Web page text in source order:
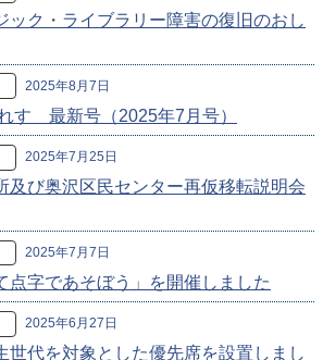
ック・ライブラリー障害の復旧のおし
2025年8月7日
す 最新号（2025年7月号）
2025年7月25日
及び奥沢区民センター再仮移転説明会
2025年7月7日
点字であそぼう」を開催しました
2025年6月27日
世代を対象とした優先席を設置しまし